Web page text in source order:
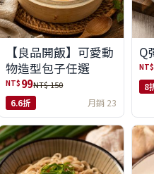
【良品開飯】可愛動
物造型包子任選
NT$ 99NT$ 150
6.6折 月銷 23
Q
NT$
8